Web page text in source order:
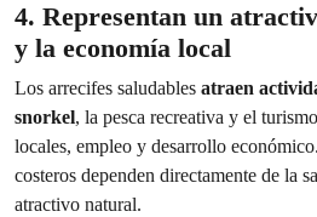
4. Representan un
y la economía local
Los arrecifes saludables atraen
snorkel, la pesca recreativa y el
locales, empleo y desarrollo
costeros dependen directamente de la
atractivo natural.